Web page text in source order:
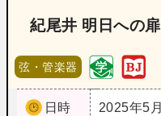
紀尾井 明日への
弦・管楽器
日時
2025年5